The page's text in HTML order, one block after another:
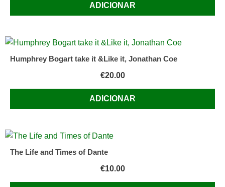
ADICIONAR
Humphrey Bogart take it &Like it, Jonathan Coe
€20.00
ADICIONAR
The Life and Times of Dante
€10.00